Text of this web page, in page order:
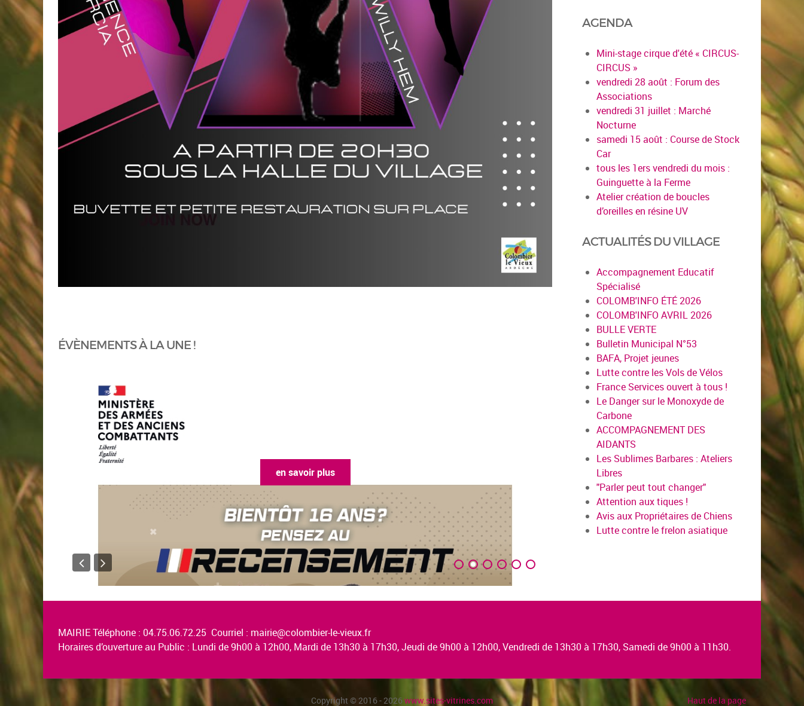
ÉVÈNEMENTS À LA UNE !
AGENDA
Mini-stage cirque d'été « CIRCUS-
CIRCUS »
vendredi 28 août : Forum des
Associations
vendredi 31 juillet : Marché
Nocturne
samedi 15 août : Course de Stock
Car
tous les 1ers vendredi du mois :
Guinguette à la Ferme
Atelier création de boucles
d’oreilles en résine UV
ACTUALITÉS DU VILLAGE
Accompagnement Educatif
Spécialisé
COLOMB'INFO ÉTÉ 2026
COLOMB'INFO AVRIL 2026
BULLE VERTE
Bulletin Municipal N°53
BAFA, Projet jeunes
Lutte contre les Vols de Vélos
France Services ouvert à tous !
Le Danger sur le Monoxyde de
Carbone
ACCOMPAGNEMENT DES
AIDANTS
Les Sublimes Barbares : Ateliers
Libres
"Parler peut tout changer"
Attention aux tiques !
Avis aux Propriétaires de Chiens
Lutte contre le frelon asiatique
MAIRIE Téléphone : 04.75.06.72.25 Courriel : mairie@colombier-le-vieux.fr
Horaires d’ouverture au Public : Lundi de 9h00 à 12h00, Mardi de 13h30 à 17h30, Jeudi de 9h00 à 12h00, Vendredi de 13h30 à 17h30, Samedi de 9h00 à 11h30.
Copyright © 2016 - 2026www.sites-vitrines.com Haut de la page